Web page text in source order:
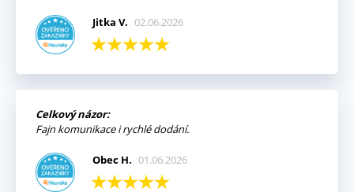
Jitka V. 02.06.2026
Celkový názor:
Fajn komunikace i rychlé dodání.
Obec H. 01.06.2026